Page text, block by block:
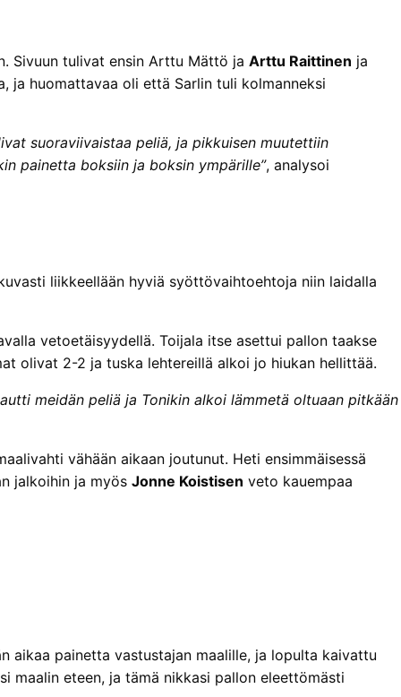
Sivuun tulivat ensin Arttu Mättö ja Arttu Raittinen ja
ja huomattavaa oli että Sarlin tuli kolmanneksi
suoraviivaistaa peliä, ja pikkuisen muutettiin
painetta boksiin ja boksin ympärille”, analysoi
liikkeellään hyviä syöttövaihtoehtoja niin laidalla
vetoetäisyydellä. Toijala itse asettui pallon taakse
olivat 2-2 ja tuska lehtereillä alkoi jo hiukan hellittää.
meidän peliä ja Tonikin alkoi lämmetä oltuaan pitkään
vähään aikaan joutunut. Heti ensimmäisessä
jalkoihin ja myös Jonne Koistisen veto kauempaa
aikaa painetta vastustajan maalille, ja lopulta kaivattu
maalin eteen, ja tämä nikkasi pallon eleettömästi